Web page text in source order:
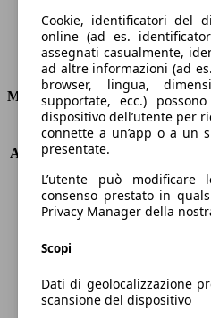
Ø 1.9 l/100km
Consumi
Motore e Prestazioni
KW (PS)
170
Accelerazione (0-100 km/h)
Velocità massima (km/h)
250
Numero di marce
6
Coppia
320
Carburante
Trasmissione
Cookie, identificatori del
online (ad es.
assegnati casualmente,
ad altre informazioni (ad
browser, lingua,
supportate, ecc.)
dispositivo dell’utente per
connette a un’app o a
presentate.
L’utente può
consenso prestato in
Privacy Manager della
Scopi
Dati di geolocalizzazione
scansione del dispositivo